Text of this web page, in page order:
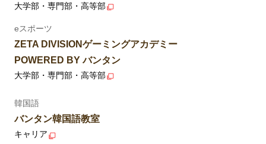
大学部・専門部・高等部
eスポーツ
ZETA DIVISIONゲーミングアカデミー
POWERED BY バンタン
大学部・専門部・高等部
韓国語
バンタン韓国語教室
キャリア